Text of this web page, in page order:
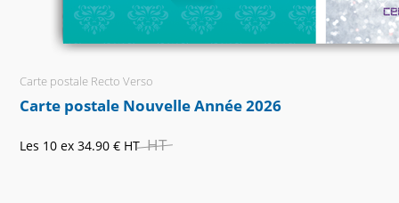
Carte postale Recto Verso
Carte postale Nouvelle Année 2026
Les 10 ex 34.90 € HT HT